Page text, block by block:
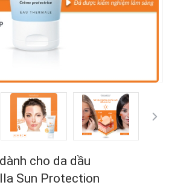
cho da dầu
Sun Protection